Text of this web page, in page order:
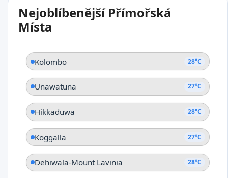
Ambalangoda
Nejoblíbenější Přímořská
Místa
Kolombo 28°C
Unawatuna 27°C
Hikkaduwa 28°C
Koggalla 27°C
Dehiwala-Mount Lavinia 28°C